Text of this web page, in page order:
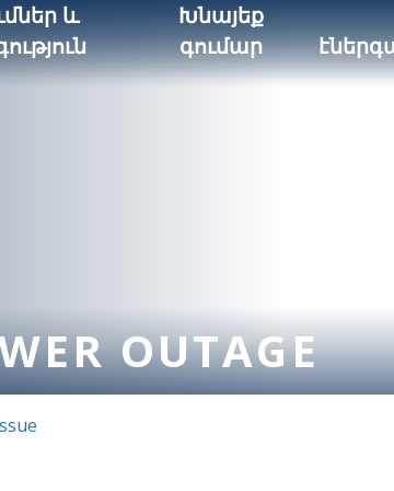
և
Խնայեք
գումար
OUTAGE